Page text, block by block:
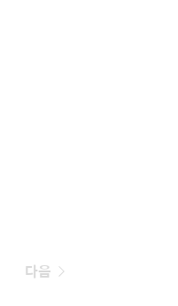
다음